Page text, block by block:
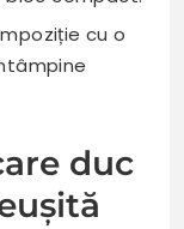
cu o
duc